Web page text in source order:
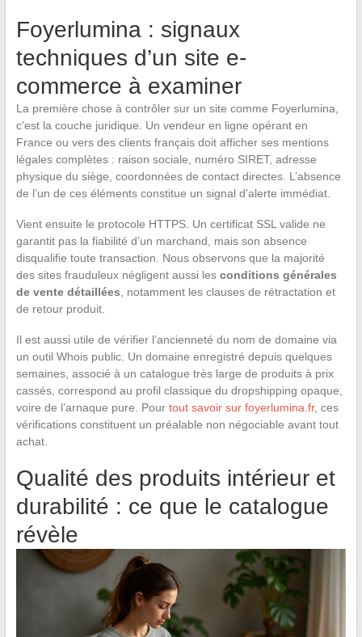
Foyerlumina : signaux
techniques d’un site e-
commerce à examiner
La première chose à contrôler sur un site comme Foyerlumina,
c’est la couche juridique. Un vendeur en ligne opérant en
France ou vers des clients français doit afficher ses mentions
légales complètes : raison sociale, numéro SIRET, adresse
physique du siège, coordonnées de contact directes. L’absence
de l’un de ces éléments constitue un signal d’alerte immédiat.
Vient ensuite le protocole HTTPS. Un certificat SSL valide ne
garantit pas la fiabilité d’un marchand, mais son absence
disqualifie toute transaction. Nous observons que la majorité
des sites frauduleux négligent aussi les conditions générales
de vente détaillées , notamment les clauses de rétractation et
de retour produit.
Il est aussi utile de vérifier l’ancienneté du nom de domaine via
un outil Whois public. Un domaine enregistré depuis quelques
semaines, associé à un catalogue très large de produits à prix
cassés, correspond au profil classique du dropshipping opaque,
voire de l’arnaque pure. Pour tout savoir sur foyerlumina.fr, ces
vérifications constituent un préalable non négociable avant tout
achat.
Qualité des produits intérieur et
durabilité : ce que le catalogue
révèle